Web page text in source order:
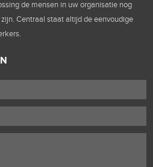
de mensen in uw organisatie nog
Centraal staat altijd de eenvoudige